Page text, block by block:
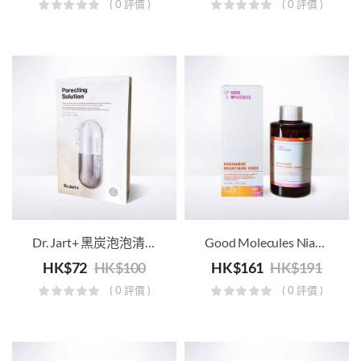
( 0 評價 ) ( 0 評價 )
Dr. Jart+ 黑炭泡泡清潔毛孔面膜 (銀藥丸)
HK$72 HK$100
( 0 評價 )
Good Molecules Niacinamide Brightening Toner 煙醯胺爽膚水
HK$161 HK$191
( 0 評價 )